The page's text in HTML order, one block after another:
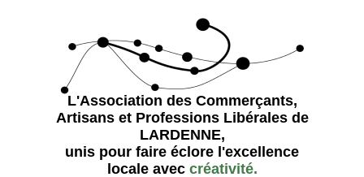
L'Association des Commerçants,
Artisans et Professions Libérales de
LARDENNE,
unis pour faire éclore l'excellence
locale avec créativité.